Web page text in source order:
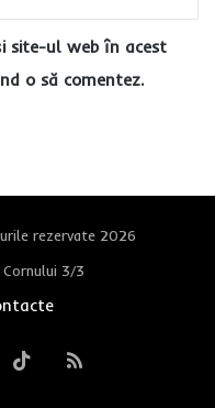
site-ul web în acest
o să comentez.
rezervate 2026
Cornului 3/3
TikTokRSS